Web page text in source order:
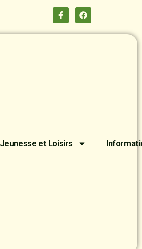
Jeunesse et Loisirs